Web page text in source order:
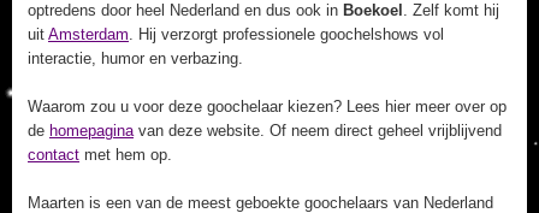
optredens door heel Nederland en dus ook in Boekoel . Zelf komt hij
uit Amsterdam. Hij verzorgt professionele goochelshows vol
interactie, humor en verbazing.
Waarom zou u voor deze goochelaar kiezen? Lees hier meer over op
de homepaginavan deze website. Of neem direct geheel vrijblijvend
contact met hem op.
Maarten is een van de meest geboekte goochelaars van Nederland